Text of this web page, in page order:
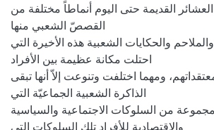
القديمة حتى اليوم أنماطاً مختلفة من
القصصّ الشعبي منھا
والحكايات الشعبية ھذه الأخيرة التي
احتلت مكانة عظيمة بين الأفراد
ومھما اختلفت وتنوعت إلاّ أنھا تبقى
الذاكرة الشعبية الجماعيّة التي
من السلوكات الاجتماعية والسياسية